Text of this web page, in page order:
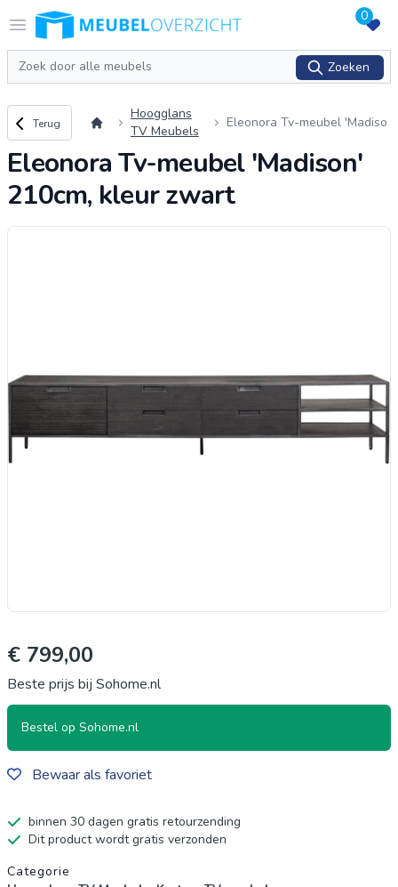
Open menu
Logo Meubeloverzicht.nl 0
Zoeken
Zoeken
Terug naar overzicht
Terug
Hoogglans
TV Meubels
Eleonora Tv-meubel 'Madiso
Eleonora Tv-meubel 'Madison'
210cm, kleur zwart
€ 799,00
Beste prijs bij Sohome.nl
Bestel op Sohome.nl
Bewaar als favoriet
binnen 30 dagen gratis retourzending
Dit product wordt gratis verzonden
Productgegevens
Categorie